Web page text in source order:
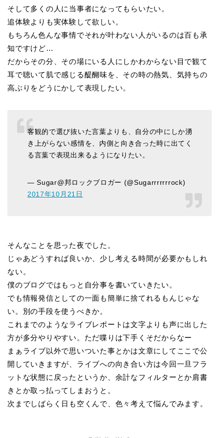
そして多くの人に当事者になってもらいたい。
追体験よりも実体験して欲しい。
もちろん色んな事情でそれが叶わない人がいるのは百も承
知ですけど…
だからその分、その場にいる人にしかわからない目で観て
耳で聴いて肌で感じる醍醐味を、その時の熱気、気持ちの
高ぶりをどうにかして表現したい。
客観的で選び抜いた言葉よりも、自分の中にしか湧
き上がらない感情を、内側と向き合った時に出てく
る言葉で表現出来るようになりたい。
— Sugar@邦ロックブロガー (@Sugarrrrrrrock)
2017年10月21日
そんなことを思った夜でした。
じゃあどうすれば良いか、少し考える時間が必要かもしれ
ない。
僕のブログではもっと自分事を書いていきたい。
でも情報発信としての一面も簡単に捨てれるもんじゃな
い。別の手段を使うべきか。
これまでのようなライブレポートは文字よりも声に出した
方が多分やりやすい。ただ喋りは下手くそだからなー
まぁライブ以外で思いついた事とかは文章にしてここで公
開していきますが、ライブへの向き合い方は今回一旦フラ
ットな状態に戻ったというか、余計なフィルターとか肩書
きとか取っ払ってしまおうと。
次までしばらく日も空くんで、色々考えて悩んでみます。